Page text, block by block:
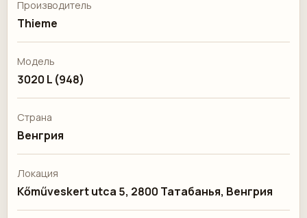
Производитель
Thieme
Модель
3020 L (948)
Страна
Венгрия
Локация
Kőműveskert utca 5, 2800 Татабанья, Венгрия